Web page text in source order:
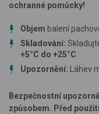
ochranné pomůcky!
Objem balení
Skladování:
+5°C do +25°C
Upozornění: Láhev
Bezpečnostní
způsobem. Před